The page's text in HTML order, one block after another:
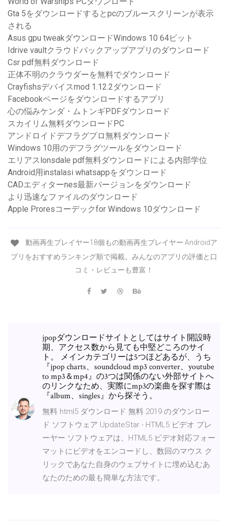
Gta 5をダウンロードするとpcのブルースクリーンが表示
される
Asus gpu tweakダウンロードWindows 10 64ビット
Idrive vaultクラウドバックアップアプリのダウンロード
Csr pdf無料ダウンロード
正体不明のクラウダーを無料でダウンロード
Crayfishsデバイスmod 1.12.2ダウンロード
Facebookページをダウンロードするアプリ
心の悩みケンダ・ムトンギPDFダウンロード
スカイリム無料ダウンロードPC
アンドロイドデフラグプロ無料ダウンロード
Windows 10用のデフラグツールをダウンロード
エリアスlonsdale pdf無料ダウンロードによる内部学位
Android用instalasi whatsappをダウンロード
CADエディターnes最新バージョンをダウンロード
より迅速なファイルのダウンロード
Apple Proresコーデックfor Windows 10ダウンロード
動画再生プレイヤー18個もの動画再生プレイヤー Androidア
プリをおすすめランキング順で掲載。みんなのアプリの評価と口
コミ・レビューも豊富！
jpopダウンロードサイトとしてはサイト開設時
期、アクセス数から見ても中堅どころのサイ
ト。 メインカテゴリーは5つほどあるが、うち
『jpop charts、soundcloud mp3 converter、youtube
to mp3＆mp4』の3つは関係のない外部サイトへ
のリンクなため、実際にmp3の楽曲を探す際は
『album、singles』から探そう。
無料 html5 ダウンロード 無料 2019 のダウンロー
ド ソフトウェア UpdateStar - HTML5 ビデオ プレ
ーヤー ソフトウェアは、HTML5 ビデオ対応フォー
マットにビデオをエンコードし、数回のマウス ク
リックであなた自身のウェブサイトに埋め込むあ
なたのための最も簡単な方法です。